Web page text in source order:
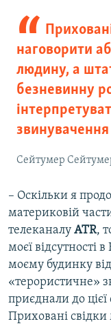
наговорити
людину, а
безневинну
Сейтумер
– Оскільки я
материковій
телеканалу ATR,
моєї відсутності
моєму будинку
«терористичне»
приєднали до
Приховані